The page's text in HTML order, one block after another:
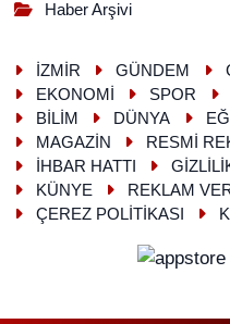
Haber Arşivi
İZMİR GÜNDEM
EKONOMİ
SPOR
BİLİM
DÜNYA
MAGAZİN
RESMİ
İHBAR HATTI
KÜNYE
REKLAM
ÇEREZ POLİTİKASI